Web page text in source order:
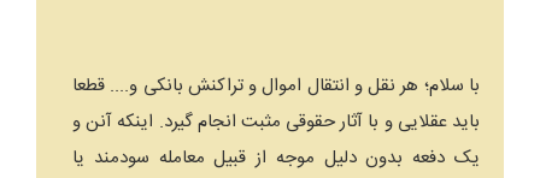
با سلام؛ هر نقل و انتقال اموال و تراکنش بانکی و.... قطعا
باید عقلایی و با آثار حقوقی مثبت انجام گیرد. اینکه آنن و
یک دفعه بدون دلیل موجه از قبیل معامله سودمند یا